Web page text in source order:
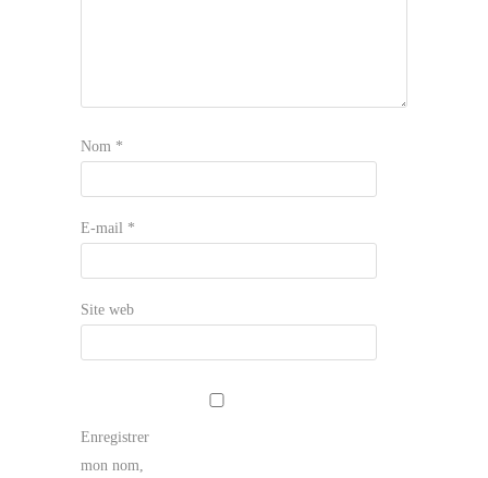
Nom *
E-mail *
Site web
Enregistrer
mon nom,